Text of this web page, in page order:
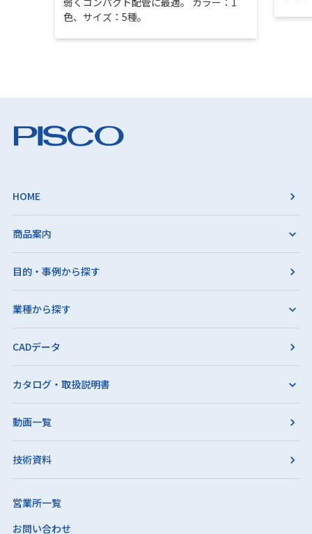
色、サイズ：5種。
HOME
商品案内
目的・事例から探す
業種から探す
CADデータ
カタログ・取扱説明書
動画一覧
技術資料
営業所一覧
お問い合わせ